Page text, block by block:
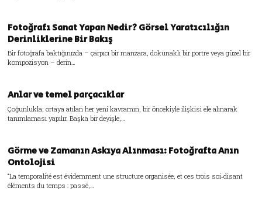
Fotoğrafı Sanat Yapan Nedir? Görsel Yaratıcılığın
Derinliklerine Bir Bakış
Bir fotoğrafa baktığınızda – çarpıcı bir manzara, dokunaklı bir portre veya güzel bir
kompozisyon – derin…
Anlar ve temel parçacıklar
Çoğunlukla; ortaya atılan her yeni kavramın, bir öncekiyle ilişkisi ele alınarak
tanımlaması yapılır. Başka bir deyişle,…
Görme ve Zamanın Askıya Alınması: Fotoğrafta Anın
Ontolojisi
“La temporalité est évidemment une structure organisée, et ces trois soi‑disant
éléments du temps : passé,…